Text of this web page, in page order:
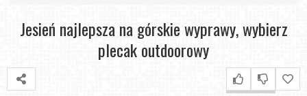
Jesień najlepsza na górskie wyprawy, wybierz
plecak outdoorowy